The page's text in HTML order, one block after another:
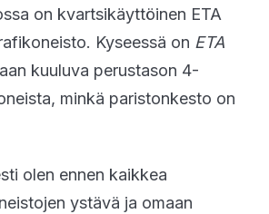
on kvartsikäyttöinen ETA
Kyseessä on ETA
kuuluva perustason 4-
minkä paristonkesto on
olen ennen kaikkea
ystävä ja omaan